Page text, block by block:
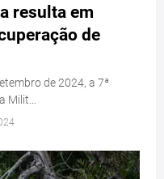
resulta em
de
de 2024, a 7ª
Milit…